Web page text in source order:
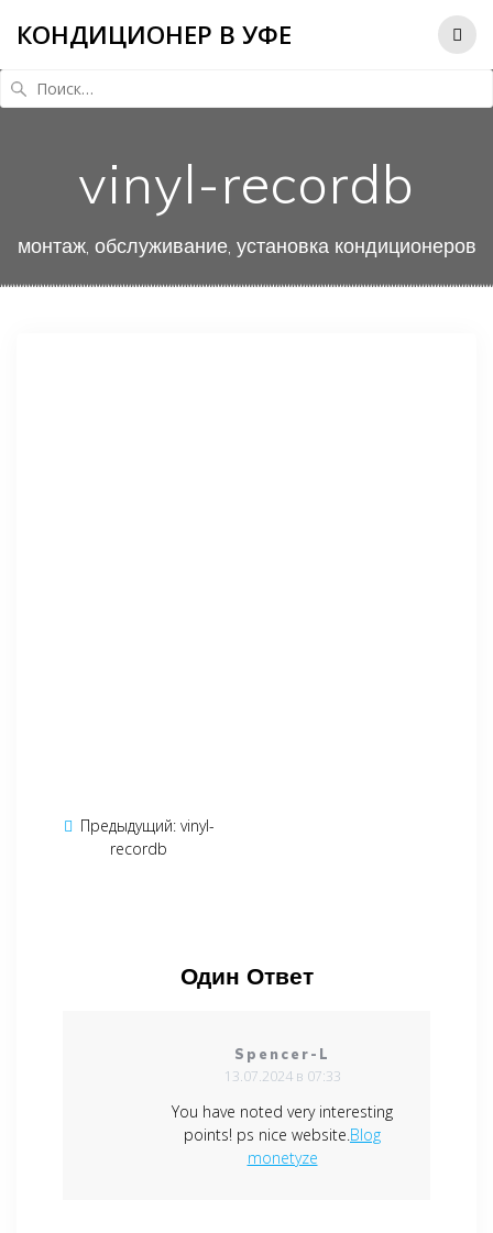
КОНДИЦИОНЕР В УФЕ
vinyl-recordb
монтаж, обслуживание, установка кондиционеров
Навигация
Предыдущий: Предыдущая
vinyl-
recordb
Один Ответ
Spencer-L
13.07.2024 в 07:33
You have noted very interesting
points! ps nice website.Blog
monetyze